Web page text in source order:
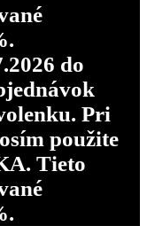
do
Pri
použite
Tieto